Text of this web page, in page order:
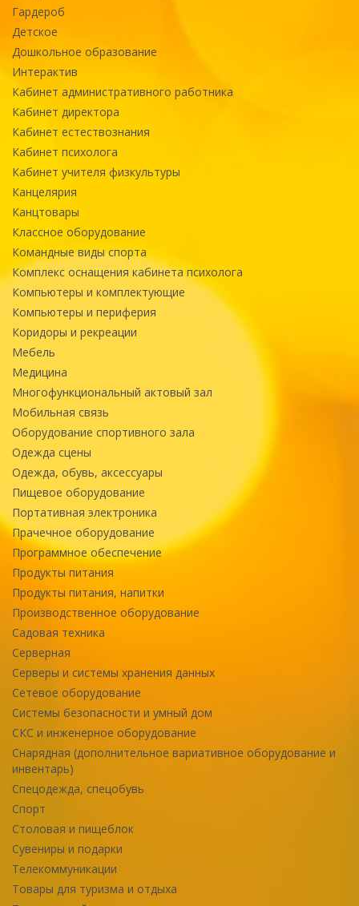
Гардероб
Детское
Дошкольное образование
Интерактив
Кабинет административного работника
Кабинет директора
Кабинет естествознания
Кабинет психолога
Кабинет учителя физкультуры
Канцелярия
Канцтовары
Классное оборудование
Командные виды спорта
Комплекс оснащения кабинета психолога
Компьютеры и комплектующие
Компьютеры и периферия
Коридоры и рекреации
Мебель
Медицина
Многофункциональный актовый зал
Мобильная связь
Оборудование спортивного зала
Одежда сцены
Одежда, обувь, аксессуары
Пищевое оборудование
Портативная электроника
Прачечное оборудование
Программное обеспечение
Продукты питания
Продукты питания, напитки
Производственное оборудование
Садовая техника
Серверная
Серверы и системы хранения данных
Сетевое оборудование
Системы безопасности и умный дом
СКС и инженерное оборудование
Снарядная (дополнительное вариативное оборудование и
инвентарь)
Спецодежда, спецобувь
Спорт
Столовая и пищеблок
Сувениры и подарки
Телекоммуникации
Товары для туризма и отдыха